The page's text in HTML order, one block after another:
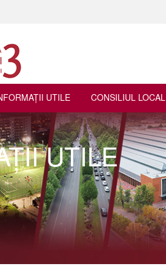
UTILE CONSILIUL LOCAL
UTILE